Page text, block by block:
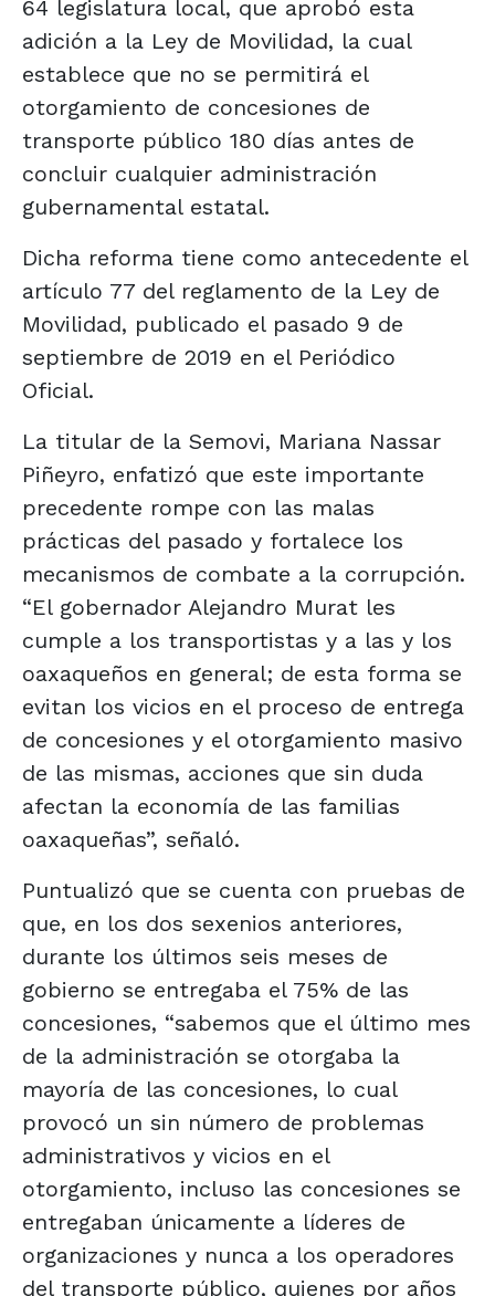
64 legislatura local, que aprobó esta
adición a la Ley de Movilidad, la cual
establece que no se permitirá el
otorgamiento de concesiones de
transporte público 180 días antes de
concluir cualquier administración
gubernamental estatal.
Dicha reforma tiene como antecedente el
artículo 77 del reglamento de la Ley de
Movilidad, publicado el pasado 9 de
septiembre de 2019 en el Periódico
Oficial.
La titular de la Semovi, Mariana Nassar
Piñeyro, enfatizó que este importante
precedente rompe con las malas
prácticas del pasado y fortalece los
mecanismos de combate a la corrupción.
“El gobernador Alejandro Murat les
cumple a los transportistas y a las y los
oaxaqueños en general; de esta forma se
evitan los vicios en el proceso de entrega
de concesiones y el otorgamiento masivo
de las mismas, acciones que sin duda
afectan la economía de las familias
oaxaqueñas”, señaló.
Puntualizó que se cuenta con pruebas de
que, en los dos sexenios anteriores,
durante los últimos seis meses de
gobierno se entregaba el 75% de las
concesiones, “sabemos que el último mes
de la administración se otorgaba la
mayoría de las concesiones, lo cual
provocó un sin número de problemas
administrativos y vicios en el
otorgamiento, incluso las concesiones se
entregaban únicamente a líderes de
organizaciones y nunca a los operadores
del transporte público, quienes por años